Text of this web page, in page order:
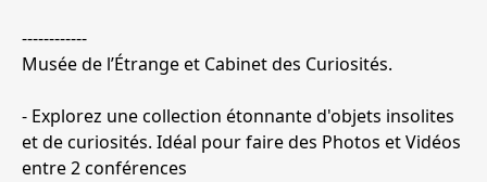
------------
Musée de l’Étrange et Cabinet des Curiosités.
- Explorez une collection étonnante d'objets insolites
et de curiosités. Idéal pour faire des Photos et Vidéos
entre 2 conférences